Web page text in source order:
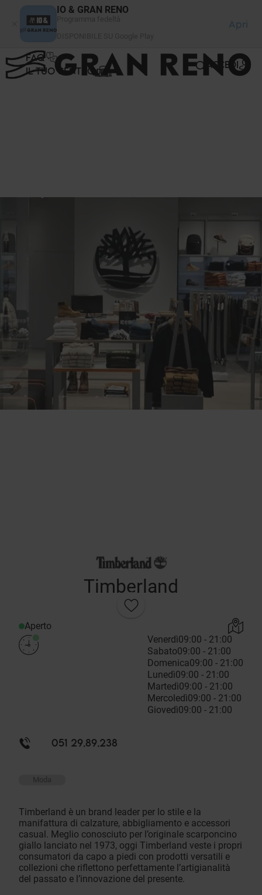
IO & GRAN RENO
Apri
FAQ
IL TUO CENTRO
ACCEDI
Timberland
Aperto
Venerdì09:00 - 21:00
Sabato09:00 - 21:00
Domenica09:00 - 21:00
Lunedì09:00 - 21:00
Martedì09:00 - 21:00
Mercoledì09:00 - 21:00
Giovedì09:00 - 21:00
051 29.89.238
Moda
Timberland è un brand leader per lo stile e la
manifattura di calzature, abbigliamento e accessori
casual. Meglio conosciuto per l’originale scarponcino
giallo lanciato nel 1973, oggi Timberland veste i propri
consumatori da capo a piedi con prodotti versatili e
collezioni che riflettono perfettamente l’artigianalità
del passato e l’innovazione del presente.
Pannello di gestione dei cookies